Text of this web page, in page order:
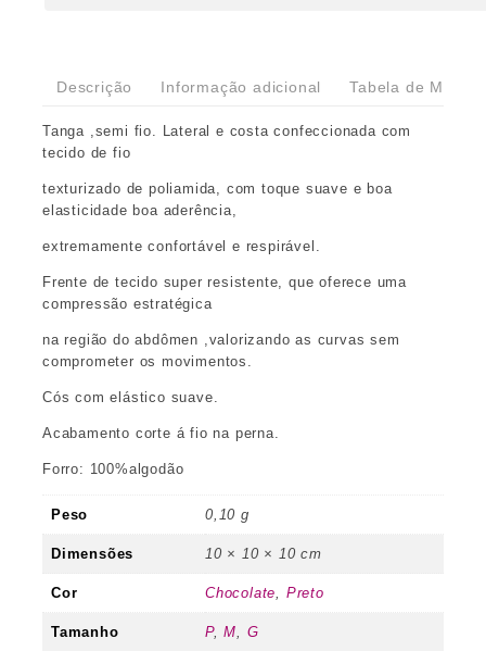
Descrição Informação adicional Tabela de
Tanga ,semi fio. Lateral e costa confeccionada com
tecido de fio
texturizado de poliamida, com toque suave e boa
elasticidade boa aderência,
extremamente confortável e respirável.
Frente de tecido super resistente, que oferece uma
compressão estratégica
na região do abdômen ,valorizando as curvas sem
comprometer os movimentos.
Cós com elástico suave.
Acabamento corte á fio na perna.
Forro: 100%algodão
Peso 0,10 g
Dimensões 10 × 10 × 10 cm
Cor Chocolate, Preto
Tamanho P,M, G